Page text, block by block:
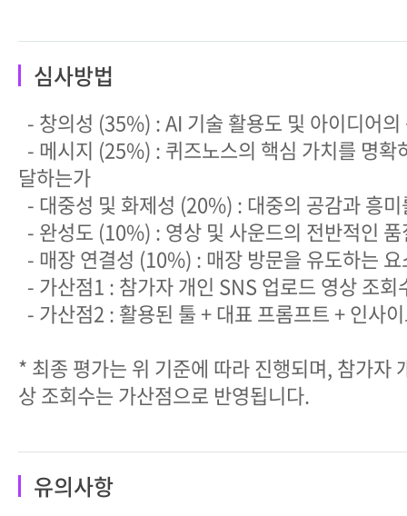
심사방법
- 창의성 (35%) : AI 기술 활용도 및 아이디어의
- 메시지 (25%) : 퀴즈노스의 핵심 가치를 명확
달하는가
- 대중성 및 화제성 (20%) : 대중의 공감과 흥
- 완성도 (10%) : 영상 및 사운드의 전반적인
- 매장 연결성 (10%) : 매장 방문을 유도하는
- 가산점1 : 참가자 개인 SNS 업로드 영상 조회
- 가산점2 : 활용된 툴 + 대표 프롬프트 + 인사
* 최종 평가는 위 기준에 따라 진행되며, 참가자
상 조회수는 가산점으로 반영됩니다.
유의사항